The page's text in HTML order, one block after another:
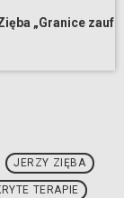
JERZY ZIĘBA
TERAPIE